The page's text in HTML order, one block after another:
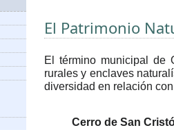
El Patrimonio
El término municipal de
rurales y enclaves
diversidad en relación
Cerro de San